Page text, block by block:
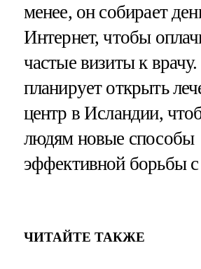
менее, он собирает
Интернет, чтобы
частые визиты к
планирует открыть
центр в Исландии,
людям новые способы
эффективной борьбы
ЧИТАЙТЕ ТАКЖЕ